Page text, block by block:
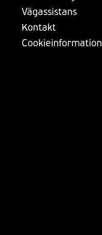
Vägassistans
Kontakt
Cookieinformation